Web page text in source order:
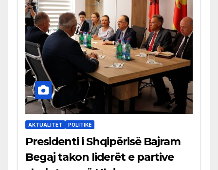
AKTUALITET POLITIKË
Presidenti i Shqipërisë Bajram
Begaj takon liderët e partive